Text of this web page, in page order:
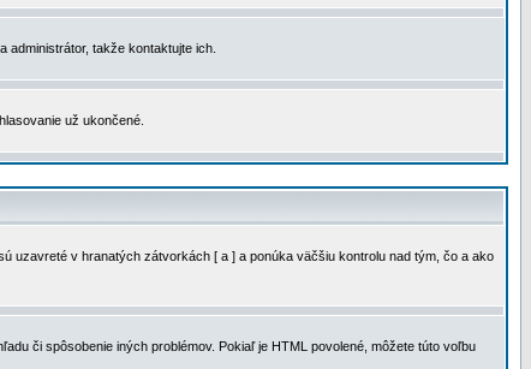
takže kontaktujte ich.
už ukončené.
uzavreté v hranatých zátvorkách [ a ] a ponúka väčšiu kontrolu nad tým, čo a ako
či spôsobenie iných problémov. Pokiaľ je HTML povolené, môžete túto voľbu